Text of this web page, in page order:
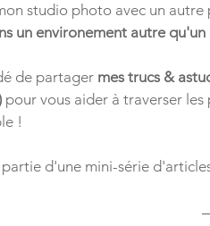
studio photo avec un autre
un environement autre
de partager mes trucs &
pour vous aider à traverser
!
d'une mini-série